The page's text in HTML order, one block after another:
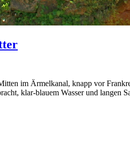
im Ärmelkanal, knapp vor
klar-blauem Wasser und